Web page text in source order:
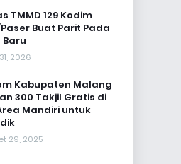
TMMD 129 Kodim
Buat Parit Pada
2026
Kabupaten Malang
300 Takjil Gratis di
Mandiri untuk
29, 2025